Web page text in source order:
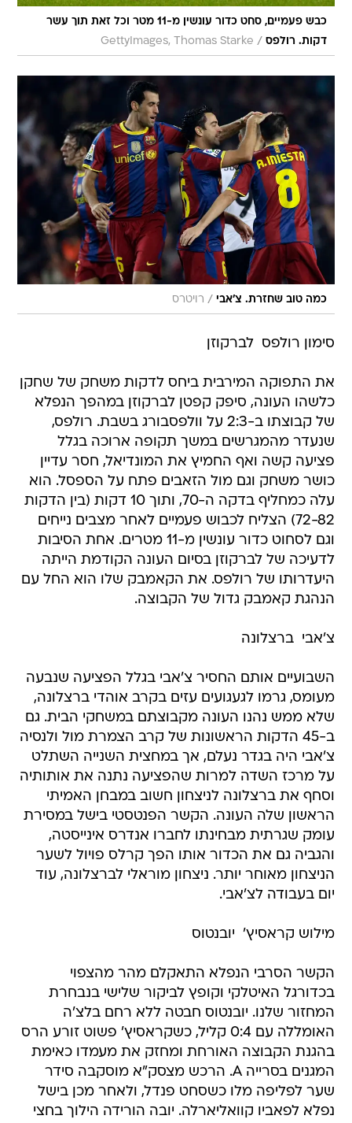
כבש פעמיים, סחט כדור עונשין מ-11 מטר וכל זאת תוך עשר
דקות. רולפס /
GettyImages, Thomas Starke
כמה טוב שחזרת. צ'אבי / רויטרס
סימון רולפס  לברקוזן
את התפוקה המירבית ביחס לדקות משחק של שחקן
כלשהו העונה, סיפק קפטן לברקוזן במהפך הנפלא
של קבוצתו ב-2:3 על וולפסבורג בשבת. רולפס,
שנעדר מהמגרשים במשך תקופה ארוכה בגלל
פציעה קשה ואף החמיץ את המונדיאל, חסר עדיין
כושר משחק וגם מול הזאבים פתח על הספסל. הוא
עלה כמחליף בדקה ה-70, ותוך 10 דקות (בין הדקות
72-82) הצליח לכבוש פעמיים לאחר מצבים נייחים
וגם לסחוט כדור עונשין מ-11 מטרים. אחת הסיבות
לדעיכה של לברקוזן בסיום העונה הקודמת הייתה
היעדרותו של רולפס. את הקאמבק שלו הוא החל עם
הנהגת קאמבק גדול של הקבוצה.
צ'אבי  ברצלונה
השבועיים אותם החסיר צ'אבי בגלל הפציעה שנבעה
מעומס, גרמו לגעגועים עזים בקרב אוהדי ברצלונה,
שלא ממש נהנו העונה מקבוצתם במשחקי הבית. גם
ב-45 הדקות הראשונות של קרב הצמרת מול ולנסיה
צ'אבי היה בגדר נעלם, אך במחצית השנייה השתלט
על מרכז השדה למרות שהפציעה נתנה את אותותיה
וסחף את ברצלונה לניצחון חשוב במבחן האמיתי
הראשון שלה העונה. הקשר הפנטסטי בישל במסירת
עומק שגרתית מבחינתו לחברו אנדרס אינייסטה,
והגביה גם את הכדור אותו הפך קרלס פויול לשער
הניצחון מאוחר יותר. ניצחון מוראלי לברצלונה, עוד
יום בעבודה לצ'אבי.
מילוש קראסיץ'  יובנטוס
הקשר הסרבי הנפלא התאקלם מהר מהצפוי
בכדורגל האיטלקי וקופץ לביקור שלישי בנבחרת
המחזור שלנו. יובנטוס חבטה ללא רחם בלצ'ה
האומללה עם 0:4 קליל, כשקראסיץ' פשוט זורע הרס
בהגנת הקבוצה האורחת ומחזק את מעמדו כאימת
המגנים בסרייה A. הרכש מצסק"א מוסקבה סידר
שער לפליפה מלו כשסחט פנדל, ולאחר מכן בישל
נפלא לפאביו קוואליארלה. יובה הורידה הילוך בחצי